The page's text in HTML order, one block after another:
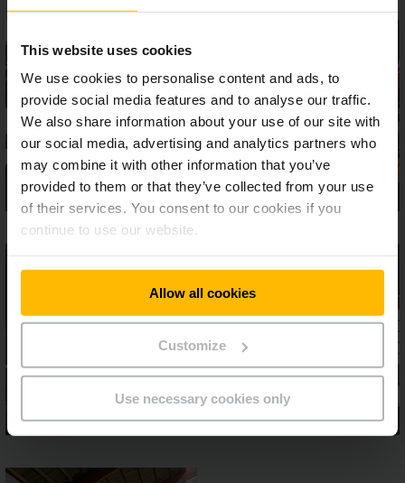
This website uses cookies
We use cookies to personalise content and ads, to
provide social media features and to analyse our traffic.
We also share information about your use of our site with
our social media, advertising and analytics partners who
may combine it with other information that you’ve
provided to them or that they’ve collected from your use
of their services. You consent to our cookies if you
continue to use our website.
Allow all cookies
Customize
Use necessary cookies only